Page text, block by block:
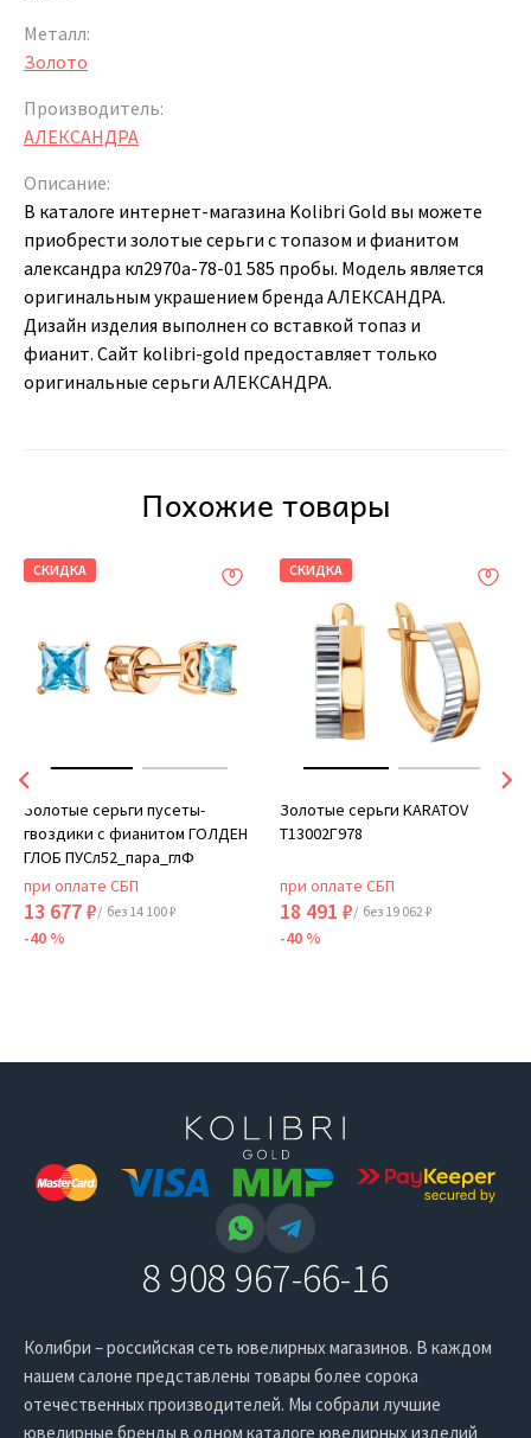
Металл:
Золото
Производитель:
АЛЕКСАНДРА
Описание:
В каталоге интернет-магазина Kolibri Gold вы можете
приобрести золотые серьги с топазом и фианитом
александра кл2970а-78-01 585 пробы. Модель является
оригинальным украшением бренда АЛЕКСАНДРА.
Дизайн изделия выполнен со вставкой топаз и
фианит. Сайт kolibri-gold предоставляет только
оригинальные серьги АЛЕКСАНДРА.
Похожие товары
СКИДКА
Золотые серьги пусеты-
гвоздики с фианитом ГОЛДЕН
ГЛОБ ПУСл52_пара_глФ
при оплате СБП
13 677 ₽/ без 14 100 ₽
-40 %
СКИДКА
Золотые серьги KARATOV
Т13002Г978
при оплате СБП
18 491 ₽/ без 19 062 ₽
-40 %
8 908 967-66-16
Колибри – российская сеть ювелирных магазинов. В каждом
нашем салоне представлены товары более сорока
отечественных производителей. Мы собрали лучшие
ювелирные бренды в одном каталоге ювелирных изделий